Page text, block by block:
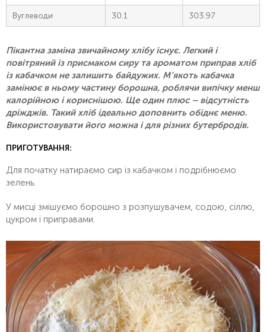
Вуглеводи 30.1 303.97
Пікантна заміна звичайному хлібу існує. Легкий і
повітряний із присмаком сиру та ароматом приправ хліб
із кабачком не залишить байдужих. М’якоть кабачка
замінює в ньому частину борошна, роблячи випічку менш
калорійною і кориснішою. Ще один плюс – відсутність
дріжджів. Такий хліб ідеально доповнить обіднє меню.
Використовувати його можна і для різних бутербродів.
ПРИГОТУВАННЯ:
Для початку натираємо сир із кабачком і подрібнюємо
зелень.
У мисці змішуємо борошно з розпушувачем, содою, сіллю,
цукром і приправами.